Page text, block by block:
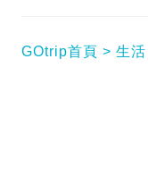
GOtrip首頁 生活